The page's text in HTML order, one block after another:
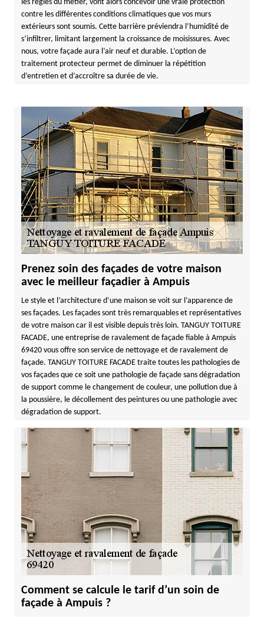
les règles du métier, vont alors concevoir une vraie protection
contre les différentes conditions climatiques que vos murs
extérieurs sont soumis. Cette barrière préviendra l’humidité de
s’infiltrer, limitant largement la croissance de moisissures. Avec
nous, votre façade aura l’air neuf et durable. L’option de
traitement protecteur permet de diminuer la répétition
d’entretien et d’accroître sa durée de vie.
Prenez soin des façades de votre maison
avec le meilleur façadier à Ampuis
Le style et l’architecture d’une maison se voit sur l’apparence de
ses façades. Les façades sont très remarquables et représentatives
de votre maison car il est visible depuis très loin. TANGUY TOITURE
FACADE, une entreprise de ravalement de façade fiable à Ampuis
69420 vous offre son service de nettoyage et de ravalement de
façade. TANGUY TOITURE FACADE traite toutes les pathologies de
vos façades que ce soit une pathologie de façade sans dégradation
de support comme le changement de couleur, une pollution due à
la poussière, le décollement des peintures ou une pathologie avec
dégradation de support.
Comment se calcule le tarif d’un soin de
façade à Ampuis ?